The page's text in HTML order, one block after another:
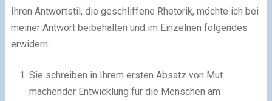
Ihren Antwortstil, die geschliffene Rhetorik, möchte ich bei
meiner Antwort beibehalten und im Einzelnen folgendes
erwidern:
Sie schreiben in Ihrem ersten Absatz von Mut
machender Entwicklung für die Menschen am